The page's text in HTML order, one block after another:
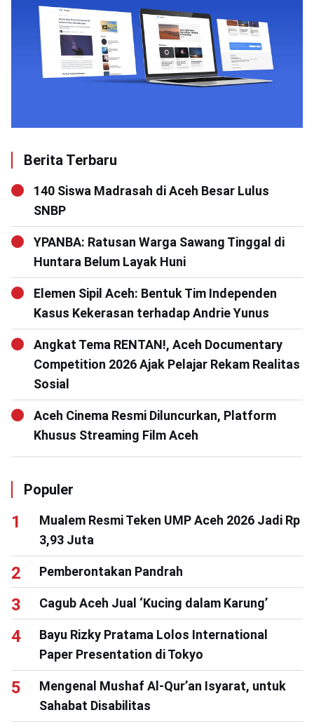
Berita Terbaru
140 Siswa Madrasah di Aceh Besar Lulus
SNBP
YPANBA: Ratusan Warga Sawang Tinggal di
Huntara Belum Layak Huni
Elemen Sipil Aceh: Bentuk Tim Independen
Kasus Kekerasan terhadap Andrie Yunus
Angkat Tema RENTAN!, Aceh Documentary
Competition 2026 Ajak Pelajar Rekam Realitas
Sosial
Aceh Cinema Resmi Diluncurkan, Platform
Khusus Streaming Film Aceh
Populer
Mualem Resmi Teken UMP Aceh 2026 Jadi Rp
3,93 Juta
Pemberontakan Pandrah
Cagub Aceh Jual ‘Kucing dalam Karung’
Bayu Rizky Pratama Lolos International
Paper Presentation di Tokyo
Mengenal Mushaf Al-Qur’an Isyarat, untuk
Sahabat Disabilitas